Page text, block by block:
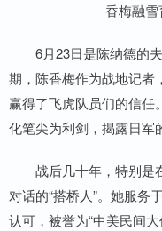
香梅融
6月23日是陈纳德的夫
期，陈香梅作为战地记者
赢得了飞虎队员们的信任
化笔尖为利剑，揭露日军
战后几十年，特别是
对话的“搭桥人”。她服务
认可，被誉为“中美民间